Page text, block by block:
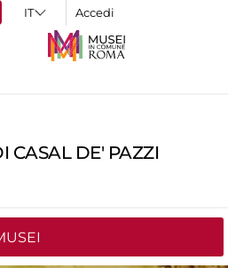
Accedi
CASAL DE' PAZZI